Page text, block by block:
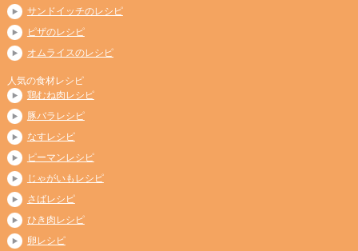
サンドイッチのレシピ
ピザのレシピ
オムライスのレシピ
人気の食材レシピ
鶏むね肉レシピ
豚バラレシピ
なすレシピ
ピーマンレシピ
じゃがいもレシピ
さばレシピ
ひき肉レシピ
卵レシピ